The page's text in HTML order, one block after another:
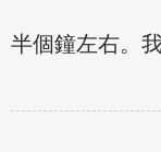
半個鐘左右。